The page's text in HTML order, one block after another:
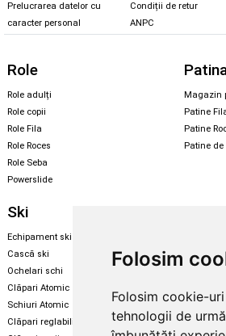
Folosim
Folosim cookie-
tehnologii de
Prelucrarea datelor cu
caracter personal
Condiții de retur
ANPC
Role
Role adulți
Role copii
Role Fila
Role Roces
Role Seba
Powerslide
Magazin
Patine
Patine
Patine
Ski
Echipament ski
Cască ski
Ochelari schi
Clăpari Atomic
Schiuri Atomic
Clăpari reglabili
Skate
Santa Cruz